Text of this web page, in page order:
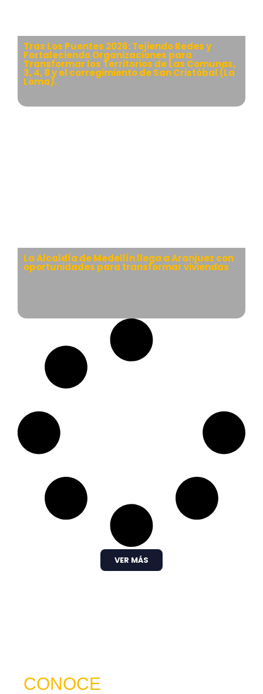
Tras Los Puentes 2026: Tejiendo Redes y
Fortaleciendo Organizaciones para
Transformar los Territorios de Las Comunas,
3, 4, 8 y el corregimiento de San Cristóbal (La
Loma).
La Alcaldía de Medellín llega a Aranjuez con
oportunidades para transformar viviendas
VER MÁS
CONOCE